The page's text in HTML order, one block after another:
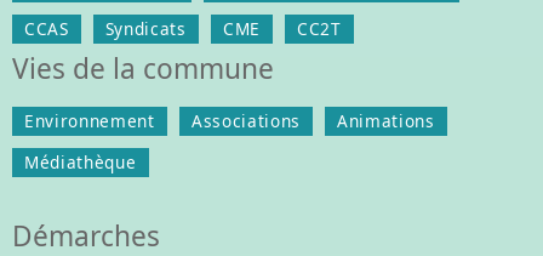
CCAS
Syndicats CME CC2T
Vies de la commune
Environnement Associations
Animations
Médiathèque
Démarches